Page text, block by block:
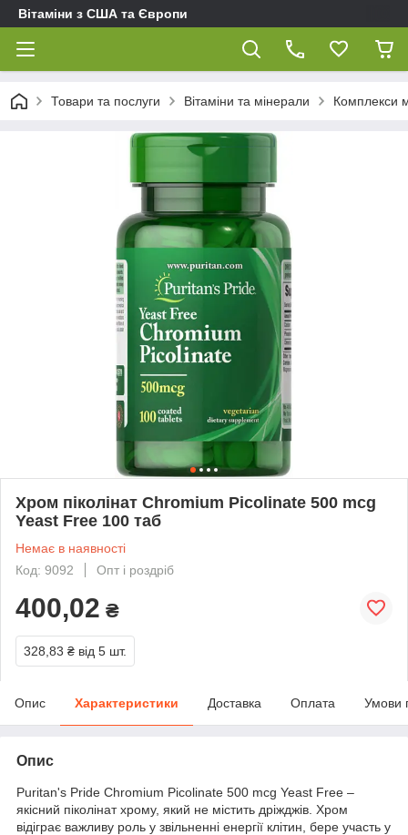
Вітаміни з США та Європи
Товари та послуги Вітаміни та мінерали Комплекси
Хром піколінат Chromium Picolinate 500 mcg
Yeast Free 100 таб
Немає в наявності
Код: 9092
Опт і роздріб
400,02 ₴
328,83 ₴ від 5 шт.
Опис Характеристики Доставка Оплата Умови
Опис
Puritan's Pride Chromium Picolinate 500 mcg Yeast Free –
якісний піколінат хрому, який не містить дріжджів. Хром
відіграє важливу роль у звільненні енергії клітин, бере участь у